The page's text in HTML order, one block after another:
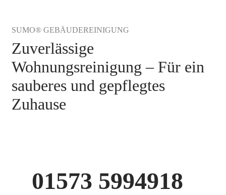
SUMO® GEBÄUDEREINIGUNG
Zuverlässige
Wohnungsreinigung – Für ein
sauberes und gepflegtes
Zuhause
01573 5994918